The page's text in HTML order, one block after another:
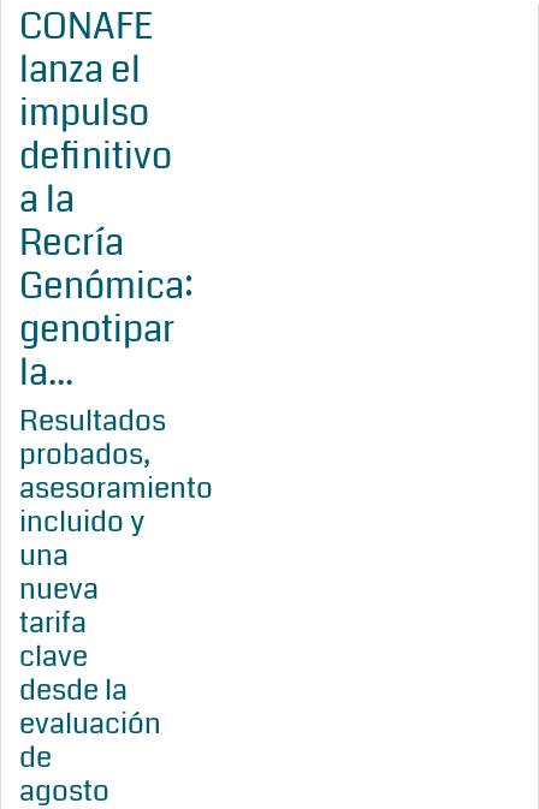
CONAFE
lanza el
impulso
definitivo
a la
Recría
Genómica:
genotipar
la...
Resultados
probados,
asesoramiento
incluido y
una
nueva
tarifa
clave
desde la
evaluación
de
agosto